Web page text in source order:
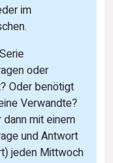
im
oder
Oder benötigt
Verwandte?
mit einem
und Antwort
jeden Mittwoch